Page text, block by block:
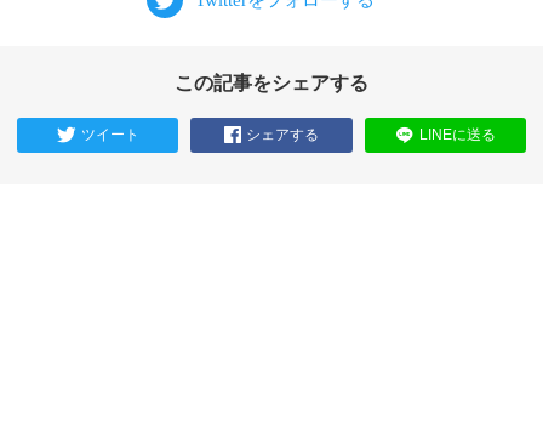
この記事をシェアする
ツイート シェアする LINEに送る